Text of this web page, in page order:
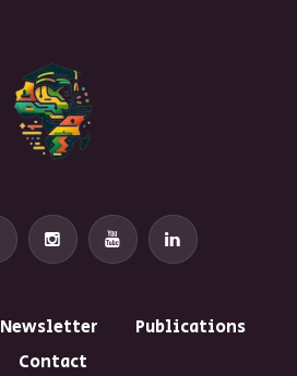
Newsletter
Publications
Contact